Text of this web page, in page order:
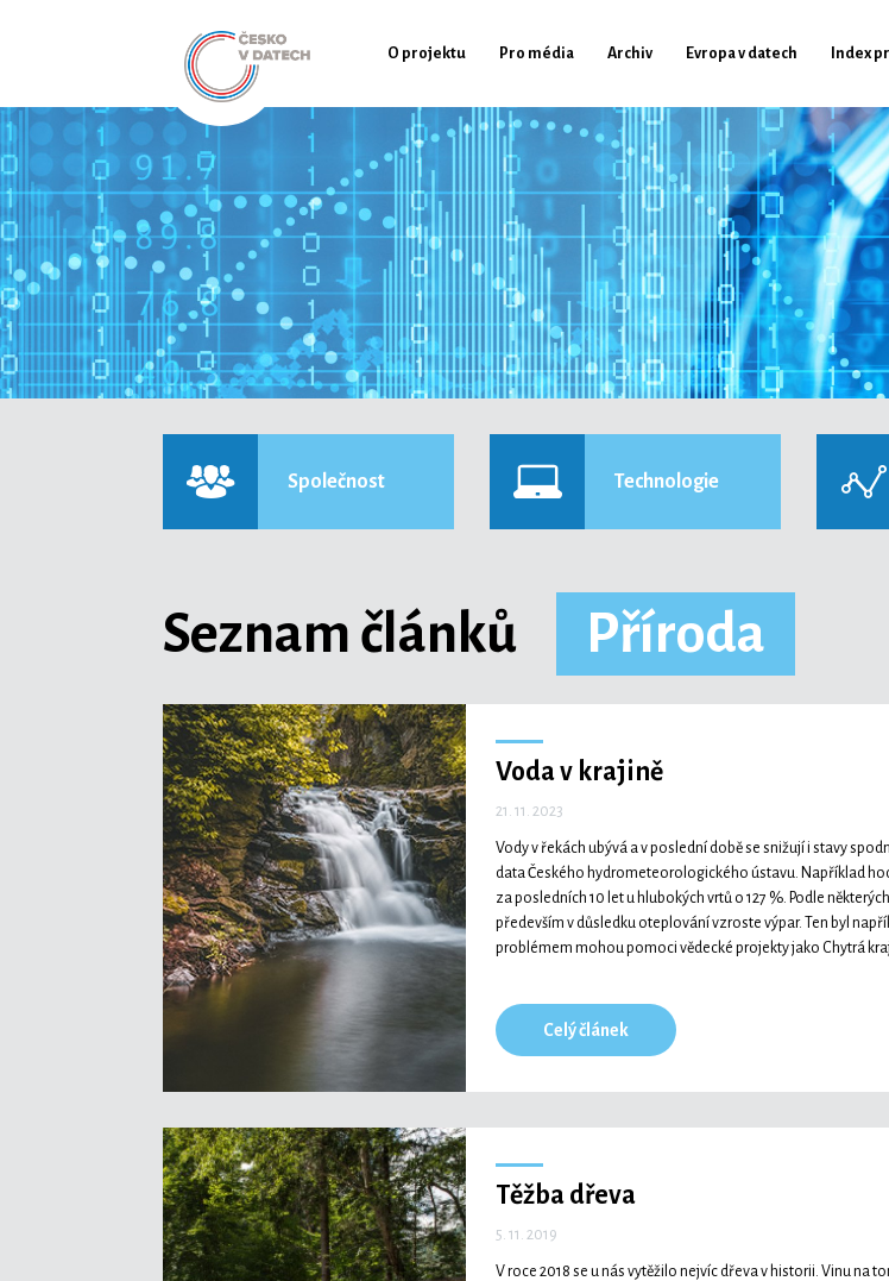
O projektu Pro média Archiv Evropa v datech Index
Společnost Technologie
Seznam článků Příroda
Voda v krajině
21. 11. 2023
Vody v řekách ubývá a v poslední době se snižují i stavy
data Českého hydrometeorologického ústavu. Například
za posledních 10 let u hlubokých vrtů o 127 %. Podle
především v důsledku oteplování vzroste výpar. Ten byl
problémem mohou pomoci vědecké projekty jako Chytrá
Celý článek
Těžba dřeva
5. 11. 2019
V roce 2018 se u nás vytěžilo nejvíc dřeva v historii. Vinu na